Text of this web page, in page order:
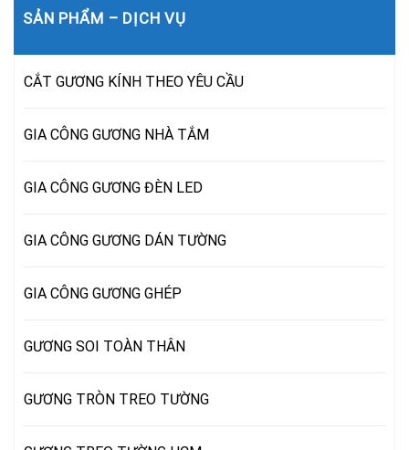
SẢN PHẨM – DỊCH VỤ
CẮT GƯƠNG KÍNH THEO YÊU CẦU
GIA CÔNG GƯƠNG NHÀ TẮM
GIA CÔNG GƯƠNG ĐÈN LED
GIA CÔNG GƯƠNG DÁN TƯỜNG
GIA CÔNG GƯƠNG GHÉP
GƯƠNG SOI TOÀN THÂN
GƯƠNG TRÒN TREO TƯỜNG